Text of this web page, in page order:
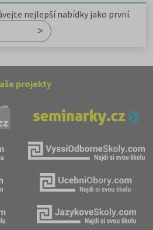
nejlepší nabídky jako první.
projekty